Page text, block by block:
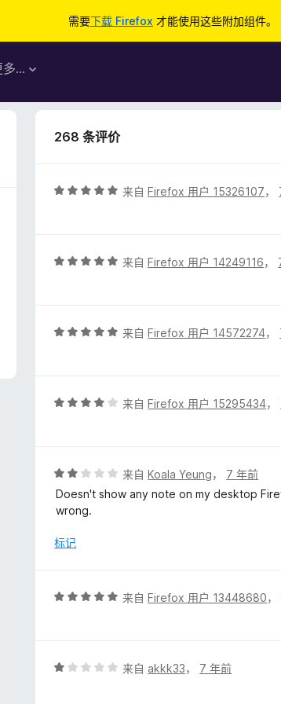
需要下载 Firefox 才能使用这些附加组件。
多…
268 条评价
评
5
来自Firefox 用户 15326107，
评
5
来自Firefox 用户 14249116，
评
5
来自Firefox 用户 14572274，
评
5
来自Firefox 用户 15295434，
评
分
2
5
来自Koala Yeung， 7 年前
Doesn't show any note on my desktop
wrong.
标记
评
5
来自Firefox 用户 13448680，
评
来自 akkk33， 7 年前